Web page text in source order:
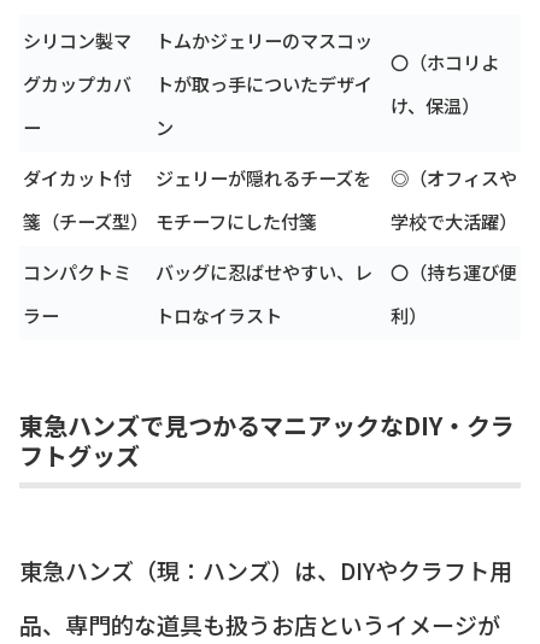
シリコン製マ
グカップカバ
ー
トムかジェリーのマスコッ
トが取っ手についたデザイ
ン
〇（ホコリよ
け、保温）
ダイカット付
箋（チーズ型）
ジェリーが隠れるチーズを
モチーフにした付箋
◎（オフィスや
学校で大活躍）
コンパクトミ
ラー
バッグに忍ばせやすい、レ
トロなイラスト
〇（持ち運び便
利）
東急ハンズで見つかるマニアックなDIY・クラ
フトグッズ
東急ハンズ（現：ハンズ）は、DIYやクラフト用
品、専門的な道具も扱うお店というイメージが